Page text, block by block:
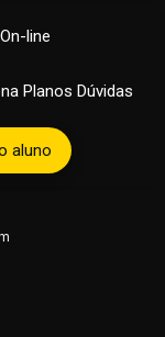
line
Planos Dúvidas
aluno